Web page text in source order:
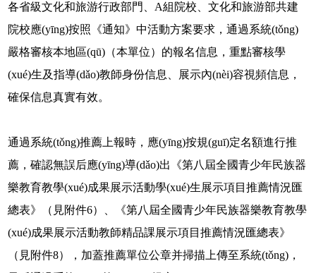
各省級文化和旅游行政部門、A組院校、文化和旅游部共建
院校應(yīng)按照《通知》中活動方案要求，通過系統(tǒng)
嚴格審核本地區(qū)（本單位）的報名信息，重點審核學
(xué)生及指導(dǎo)教師身份信息、展示內(nèi)容視頻信息，
確保信息真實有效。
通過系統(tǒng)推薦上報時，應(yīng)按規(guī)定名額進行推
薦，確認無誤后應(yīng)導(dǎo)出《第八屆全國青少年民族器
樂教育教學(xué)成果展示活動學(xué)生展示項目推薦情況匯
總表》（見附件6）、《第八屆全國青少年民族器樂教育教學
(xué)成果展示活動教師精品課展示項目推薦情況匯總表》
（見附件8），加蓋推薦單位公章并掃描上傳至系統(tǒng)，